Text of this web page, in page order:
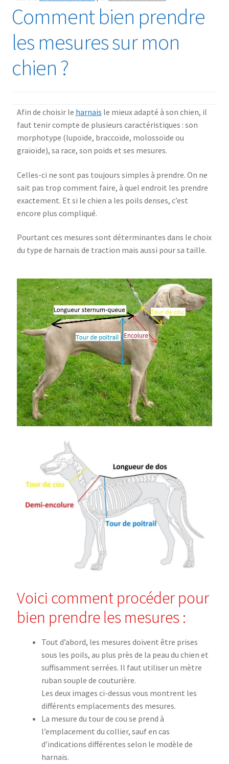
Comment bien prendre
les mesures sur mon
chien ?
Afin de choisir le harnais le mieux adapté à son chien, il
faut tenir compte de plusieurs caractéristiques : son
morphotype (lupoïde, braccoïde, molossoïde ou
graïoïde), sa race, son poids et ses mesures.
Celles-ci ne sont pas toujours simples à prendre. On ne
sait pas trop comment faire, à quel endroit les prendre
exactement. Et si le chien a les poils denses, c’est
encore plus compliqué.
Pourtant ces mesures sont déterminantes dans le choix
du type de harnais de traction mais aussi pour sa taille.
Voici comment procéder pour
bien prendre les mesures :
Tout d’abord, les mesures doivent être prises
sous les poils, au plus près de la peau du chien et
suffisamment serrées. Il faut utiliser un mètre
ruban souple de couturière.
Les deux images ci-dessus vous montrent les
différents emplacements des mesures.
La mesure du tour de cou se prend à
l’emplacement du collier, sauf en cas
d’indications différentes selon le modèle de
harnais.